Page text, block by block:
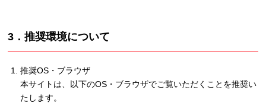
3．推奨環境について
推奨OS・ブラウザ
本サイトは、以下のOS・ブラウザでご覧いただくことを推奨い
たします。